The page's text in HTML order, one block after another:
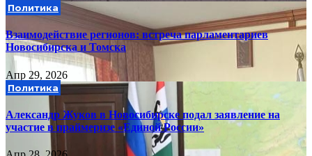
Политика
Взаимодействие регионов: встреча парламентариев
Новосибирска и Томска
Апр 29, 2026
Политика
Александр Жуков в Новосибирске подал заявление на
участие в праймеризе «Единой России»